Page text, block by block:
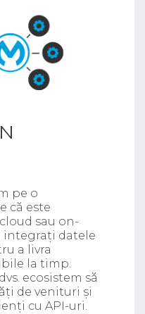
pe o
că este
sau on-
integrați datele
a livra
la timp.
ecosistem să
de venituri și
cu API-uri.